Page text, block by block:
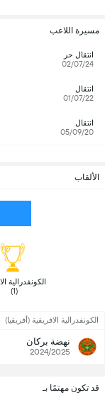
مسيرة اللاعب
انتقال حر
02/07/24
انتقال
01/07/22
انتقال
05/09/20
الألقاب
(1)
الكونفدرالية الافريقية (أفريقيا)
نهضة بركان
2024/2025
قد تكون مهتمًا بـ